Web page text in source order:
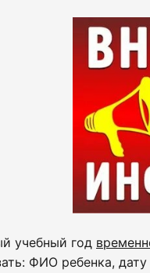
учебный год
ФИО ребенка,